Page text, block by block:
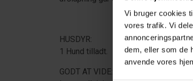
Vi bruger cookies
vores trafik. Vi
dem, eller som de
anvende vores
HUSDYR:
1 Hund tilladt.
GODT AT VIDE: